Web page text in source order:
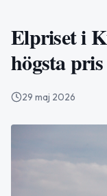
Elpriset i
högsta
29 maj 2026